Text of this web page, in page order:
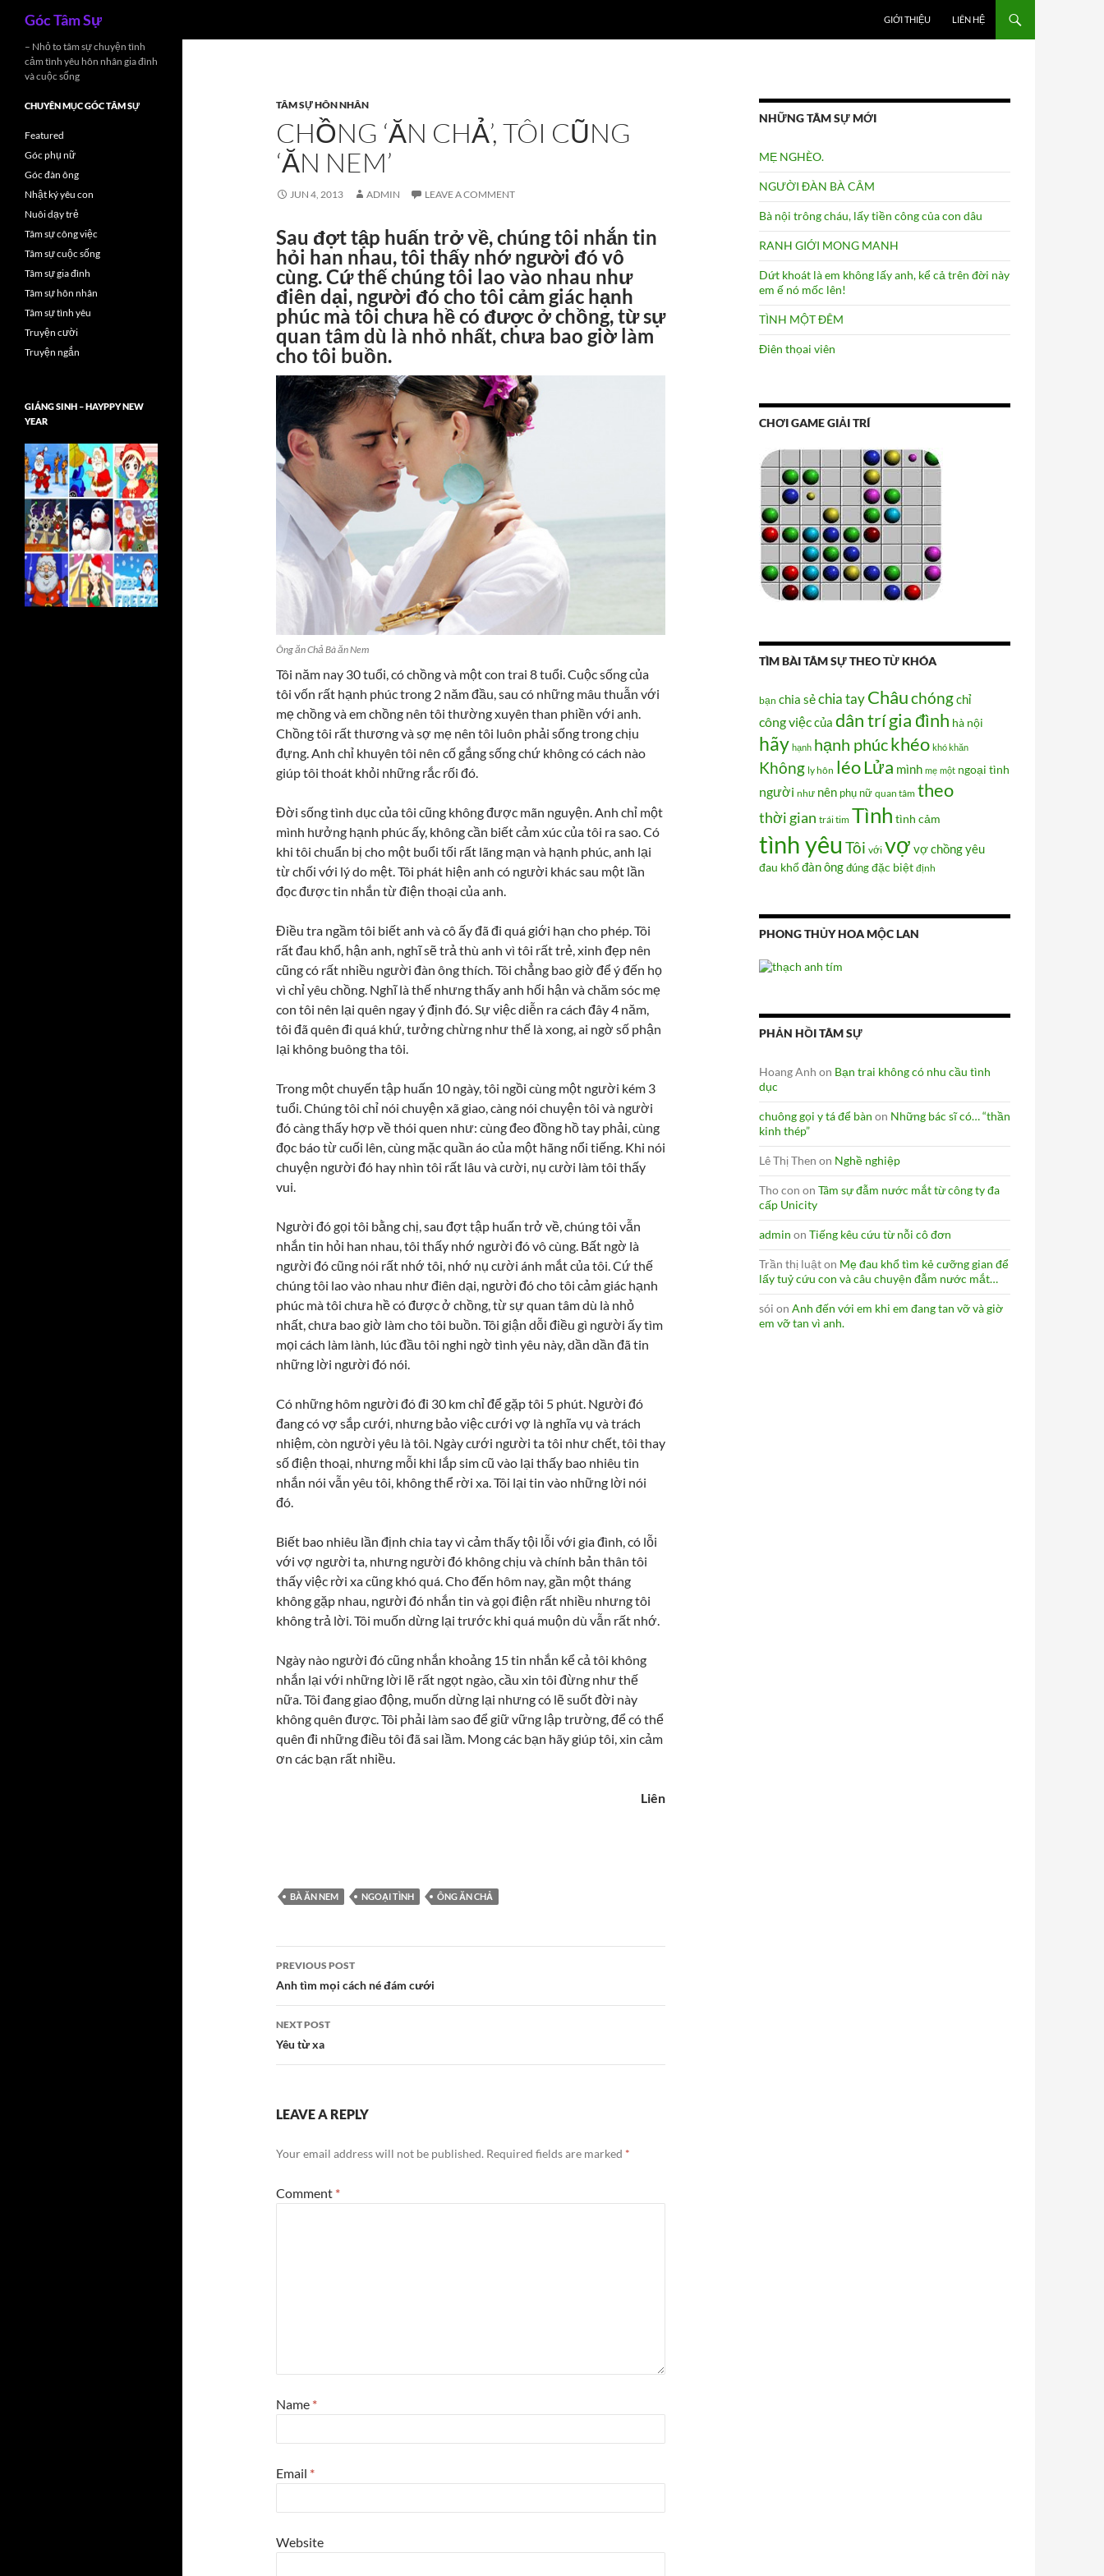
Góc Tâm Sự GIỚI THIỆU LIÊN HỆ
TÂM SỰ HÔN NHÂN
CHỒNG ‘ĂN CHẢ’, TÔI CŨNG
‘ĂN NEM’
JUN 4, 2013 ADMIN LEAVE A COMMENT
Sau đợt tập huấn trở về, chúng tôi nhắn tin
hỏi han nhau, tôi thấy nhớ người đó vô
cùng. Cứ thế chúng tôi lao vào nhau như
điên dại, người đó cho tôi cảm giác hạnh
phúc mà tôi chưa hề có được ở chồng, từ sự
quan tâm dù là nhỏ nhất, chưa bao giờ làm
cho tôi buồn.
Ông ăn Chả Bà ăn Nem
Tôi năm nay 30 tuổi, có chồng và một con trai 8 tuổi. Cuộc sống của
tôi vốn rất hạnh phúc trong 2 năm đầu, sau có những mâu thuẫn với
mẹ chồng và em chồng nên tôi thường xuyên than phiền với anh.
Chồng tôi rất thương và sợ mẹ nên tôi luôn phải sống trong chịu
đựng. Anh chỉ khuyên tôi nên cố gắng sống chứ không có cách nào
giúp tôi thoát khỏi những rắc rối đó.
Đời sống tình dục của tôi cũng không được mãn nguyện. Anh chỉ một
mình hưởng hạnh phúc ấy, không cần biết cảm xúc của tôi ra sao. Có
khi tôi chuẩn bị cho một buổi tối rất lãng mạn và hạnh phúc, anh lại
từ chối với lý do mệt. Tôi phát hiện anh có người khác sau một lần
đọc được tin nhắn từ điện thoại của anh.
Điều tra ngầm tôi biết anh và cô ấy đã đi quá giới hạn cho phép. Tôi
rất đau khổ, hận anh, nghĩ sẽ trả thù anh vì tôi rất trẻ, xinh đẹp nên
cũng có rất nhiều người đàn ông thích. Tôi chẳng bao giờ để ý đến họ
vì chỉ yêu chồng. Nghĩ là thế nhưng thấy anh hối hận và chăm sóc mẹ
con tôi nên lại quên ngay ý định đó. Sự việc diễn ra cách đây 4 năm,
tôi đã quên đi quá khứ, tưởng chừng như thế là xong, ai ngờ số phận
lại không buông tha tôi.
Trong một chuyến tập huấn 10 ngày, tôi ngồi cùng một người kém 3
tuổi. Chúng tôi chỉ nói chuyện xã giao, càng nói chuyện tôi và người
đó càng thấy hợp về thói quen như: cùng đeo đồng hồ tay phải, cùng
đọc báo từ cuối lên, cùng mặc quần áo của một hãng nổi tiếng. Khi nói
chuyện người đó hay nhìn tôi rất lâu và cười, nụ cười làm tôi thấy
vui.
Người đó gọi tôi bằng chị, sau đợt tập huấn trở về, chúng tôi vẫn
nhắn tin hỏi han nhau, tôi thấy nhớ người đó vô cùng. Bất ngờ là
người đó cũng nói rất nhớ tôi, nhớ nụ cười ánh mắt của tôi. Cứ thế
chúng tôi lao vào nhau như điên dại, người đó cho tôi cảm giác hạnh
phúc mà tôi chưa hề có được ở chồng, từ sự quan tâm dù là nhỏ
nhất, chưa bao giờ làm cho tôi buồn. Tôi giận dỗi điều gì người ấy tìm
mọi cách làm lành, lúc đầu tôi nghi ngờ tình yêu này, dần dần đã tin
những lời người đó nói.
Có những hôm người đó đi 30 km chỉ để gặp tôi 5 phút. Người đó
đang có vợ sắp cưới, nhưng bảo việc cưới vợ là nghĩa vụ và trách
nhiệm, còn người yêu là tôi. Ngày cưới người ta tôi như chết, tôi thay
số điện thoại, nhưng mỗi khi lắp sim cũ vào lại thấy bao nhiêu tin
nhắn nói vẫn yêu tôi, không thể rời xa. Tôi lại tin vào những lời nói
đó.
Biết bao nhiêu lần định chia tay vì cảm thấy tội lỗi với gia đình, có lỗi
với vợ người ta, nhưng người đó không chịu và chính bản thân tôi
thấy việc rời xa cũng khó quá. Cho đến hôm nay, gần một tháng
không gặp nhau, người đó nhắn tin và gọi điện rất nhiều nhưng tôi
không trả lời. Tôi muốn dừng lại trước khi quá muộn dù vẫn rất nhớ.
Ngày nào người đó cũng nhắn khoảng 15 tin nhắn kể cả tôi không
nhắn lại với những lời lẽ rất ngọt ngào, cầu xin tôi đừng như thế
nữa. Tôi đang giao động, muốn dừng lại nhưng có lẽ suốt đời này
không quên được. Tôi phải làm sao để giữ vững lập trường, để có thể
quên đi những điều tôi đã sai lầm. Mong các bạn hãy giúp tôi, xin cảm
ơn các bạn rất nhiều.
Liên
BÀ ĂN NEM NGOẠI TÌNH ÔNG ĂN CHẢ
Post
navigation
PREVIOUS POST
Anh tìm mọi cách né đám cưới
NEXT POST
Yêu từ xa
LEAVE A REPLY
Your email address will not be published. Required fields are marked *
Comment *
Name *
Email *
Website
NHỮNG TÂM SỰ MỚI
MẸ NGHÈO.
NGƯỜI ĐÀN BÀ CÂM
Bà nội trông cháu, lấy tiền công của con dâu
RANH GIỚI MONG MANH
Dứt khoát là em không lấy anh, kể cả trên đời này
em ế nó mốc lên!
TÌNH MỘT ĐÊM
Điên thọai viên
CHƠI GAME GIẢI TRÍ
TÌM BÀI TÂM SỰ THEO TỪ KHÓA
bạn chia sẻchia tay Châuchóngchỉ
công việccủa dân trígia đình hà nội
hãy hạnh hạnh phúckhéo khó khăn
Không ly hôn léoLửa mình mẹ một ngoại tình
người như nên phụ nữ quan tâm theo
thời gian trái tim Tình tình cảm
tình yêu Tôi với vợ vợ chồngyêu
đau khổđàn ôngđúngđặc biệt định
PHONG THỦY HOA MỘC LAN
PHẢN HỒI TÂM SỰ
Hoang Anh on Bạn trai không có nhu cầu tình
dục
chuông gọi y tá để bàn on Những bác sĩ có… “thần
kinh thép”
Lê Thị Then on Nghề nghiệp
Tho con on Tâm sự đẫm nước mắt từ công ty đa
cấp Unicity
admin on Tiếng kêu cứu từ nỗi cô đơn
Trần thị luậton Mẹ đau khổ tìm kẻ cưỡng gian để
lấy tuỷ cứu con và câu chuyện đẫm nước mắt…
sói on Anh đến với em khi em đang tan vỡ và giờ
em vỡ tan vì anh.
– Nhỏ to tâm sự chuyện tình
cảm tình yêu hôn nhân gia đình
và cuộc sống
CHUYÊN MỤC GÓC TÂM SỰ
Featured
Góc phụ nữ
Góc đàn ông
Nhật ký yêu con
Nuôi dạy trẻ
Tâm sự công việc
Tâm sự cuộc sống
Tâm sự gia đình
Tâm sự hôn nhân
Tâm sự tình yêu
Truyện cười
Truyện ngắn
GIÁNG SINH – HAYPPY NEW
YEAR